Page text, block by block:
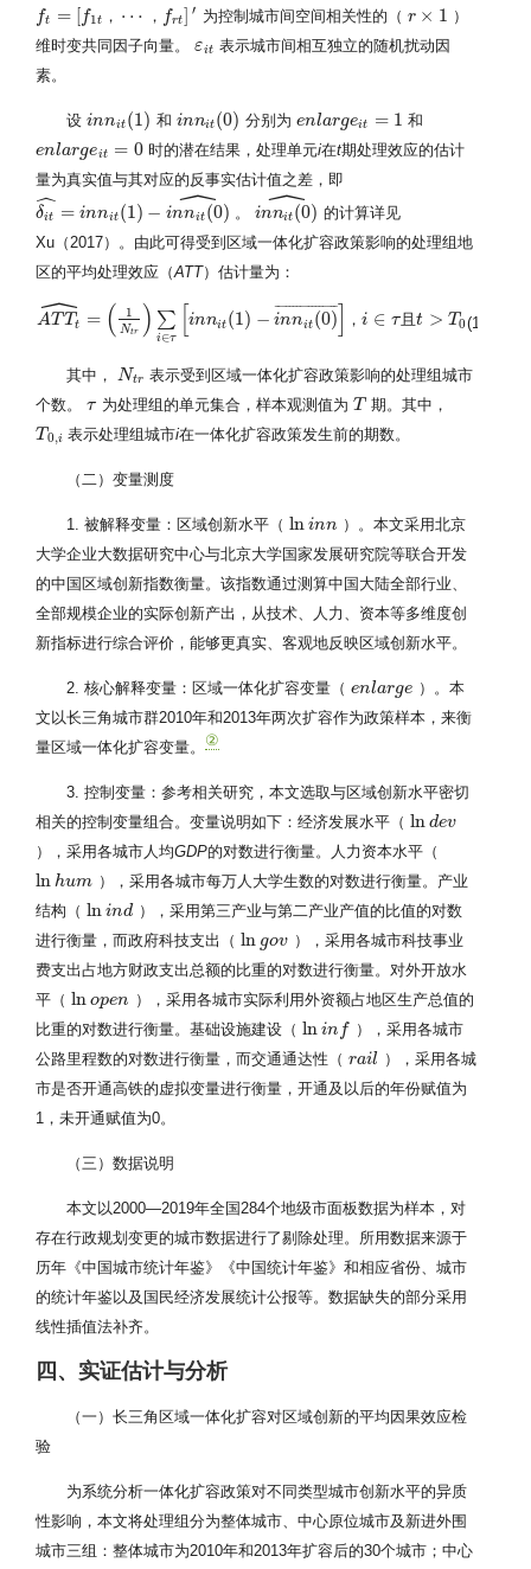
ft = [ f1t ， ⋯ ， frt] ′
ft= [f1 ，⋯ ，f r ] 为控制城市间空间相关性的（ r × 1
r× 1
）
维时变共同因子向量。
εit
εit 表示城市间相互独立的随机扰动因
素。
设innit (1)
innit(1) 和 innit (0)
innit(0) 分别为 enlargeit = 1
enlargeit=1 和
enlargeit = 0
enlargeit=0 时的潜在结果，处理单元i在t期处理效应的估计
量为真实值与其对应的反事实估计值之差，即
δit
ˆ = innit (1) − innit (0)
ˆ
δit^ =innit(1)− in n it(0)^ 。 innit (0)
ˆ
innit(0)^
的计算详见
Xu（2017）。由此可得受到区域一体化扩容政策影响的处理组地
区的平均处理效应（ATT）估计量为：
AT T t
ˆ = ( 1
Ntr ) ∑
i∈τ
innit (1) − innit (0)
¯ ¯
¯¯¯¯¯¯¯¯¯¯¯¯¯¯¯
，i ∈ τ 且t > T0
ATTt^= (1Nt r)∑i∈ [inn t(1)−innit ( 0)¯ ]，i∈τ且t> T0 (18)
其中， Ntr
Ntr
表示受到区域一体化扩容政策影响的处理组城市
个数。
τ
τ 为处理组的单元集合，样本观测值为 T
T 期。其中，
T0,i
T 0,i 表示处理组城市i在一体化扩容政策发生前的期数。
（二）变量测度
1. 被解释变量：区域创新水平（ ln inn
lni nn
）。本文采用北京
大学企业大数据研究中心与北京大学国家发展研究院等联合开发
的中国区域创新指数衡量。该指数通过测算中国大陆全部行业、
全部规模企业的实际创新产出，从技术、人力、资本等多维度创
新指标进行综合评价，能够更真实、客观地反映区域创新水平。
2. 核心解释变量：区域一体化扩容变量（enlarge
enlarge
）。本
文以长三角城市群2010年和2013年两次扩容作为政策样本，来衡
量区域一体化扩容变量。②
3. 控制变量：参考相关研究，本文选取与区域创新水平密切
相关的控制变量组合。变量说明如下：经济发展水平（ ln dev
lndev
），采用各城市人均GDP的对数进行衡量。人力资本水平（
ln hum
lnhum
），采用各城市每万人大学生数的对数进行衡量。产业
结构（ ln ind
lni nd
），采用第三产业与第二产业产值的比值的对数
进行衡量，而政府科技支出（ ln gov
lngov
），采用各城市科技事业
费支出占地方财政支出总额的比重的对数进行衡量。对外开放水
平（ ln open
lnopen
），采用各城市实际利用外资额占地区生产总值的
比重的对数进行衡量。基础设施建设（ ln in f
lni nf
），采用各城市
公路里程数的对数进行衡量，而交通通达性（rail
rail
），采用各城
市是否开通高铁的虚拟变量进行衡量，开通及以后的年份赋值为
1，未开通赋值为0。
（三）数据说明
本文以2000—2019年全国284个地级市面板数据为样本，对
存在行政规划变更的城市数据进行了剔除处理。所用数据来源于
历年《中国城市统计年鉴》《中国统计年鉴》和相应省份、城市
的统计年鉴以及国民经济发展统计公报等。数据缺失的部分采用
线性插值法补齐。
四、实证估计与分析
（一）长三角区域一体化扩容对区域创新的平均因果效应检
验
为系统分析一体化扩容政策对不同类型城市创新水平的异质
性影响，本文将处理组分为整体城市、中心原位城市及新进外围
城市三组：整体城市为2010年和2013年扩容后的30个城市；中心